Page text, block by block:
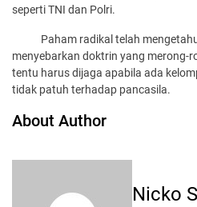
seperti TNI dan Polri.
Paham radikal telah mengetahui
menyebarkan doktrin yang merong-
tentu harus dijaga apabila ada
tidak patuh terhadap pancasila.
About Author
Nicko